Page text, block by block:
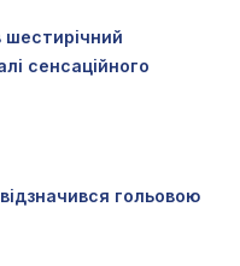
шестирічний
сенсаційного
гольовою